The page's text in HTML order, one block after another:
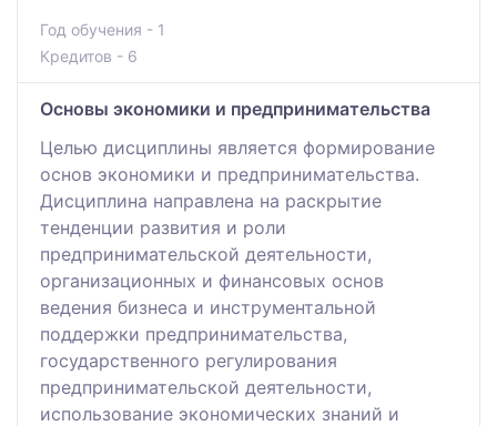
Год обучения - 1
Кредитов - 6
Основы экономики и предпринимательства
Целью дисциплины является формирование
основ экономики и предпринимательства.
Дисциплина направлена на раскрытие
тенденции развития и роли
предпринимательской деятельности,
организационных и финансовых основ
ведения бизнеса и инструментальной
поддержки предпринимательства,
государственного регулирования
предпринимательской деятельности,
использование экономических знаний и